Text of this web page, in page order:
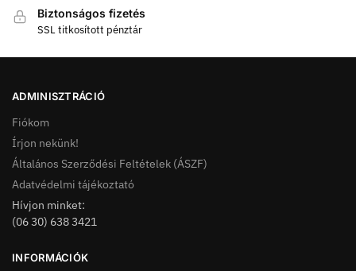
Biztonságos fizetés
SSL titkosított pénztár
ADMINISZTRÁCIÓ
Fiókom
Írjon nekünk!
Általános Szerződési Feltételek (ÁSZF)
Adatvédelmi tájékoztató
Hívjon minket:
(06 30) 638 3421
INFORMÁCIÓK